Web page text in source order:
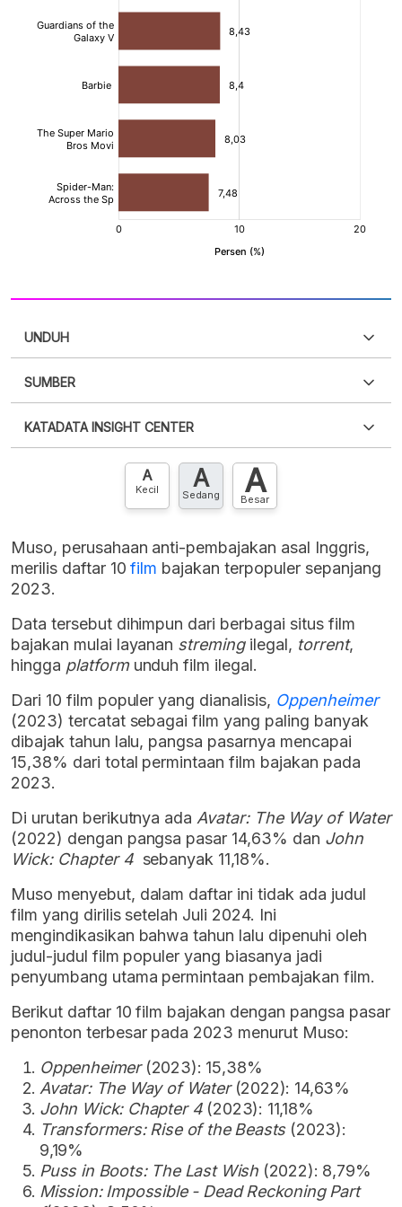
UNDUH
XLS
SUMBER
punya akun?Silakan Daftar sekarang
KATADATA INSIGHT CENTER
Hubungi sekarang »
A
Kecil A
Sedang A
Besar
Muso, perusahaan anti-pembajakan asal Inggris,
merilis daftar 10film bajakan terpopuler sepanjang
2023.
Data tersebut dihimpun dari berbagai situs film
bajakan mulai layanan streming ilegal, torrent,
hingga platformunduh film ilegal.
Dari 10 film populer yang dianalisis, Oppenheimer
(2023) tercatat sebagai film yang paling banyak
dibajak tahun lalu, pangsa pasarnya mencapai
15,38% dari total permintaan film bajakan pada
2023.
Di urutan berikutnya ada Avatar: The Way of Water
(2022) dengan pangsa pasar 14,63% dan John
Wick: Chapter 4sebanyak 11,18%.
Muso menyebut, dalam daftar ini tidak ada judul
film yang dirilis setelah Juli 2024. Ini
mengindikasikan bahwa tahun lalu dipenuhi oleh
judul-judul film populer yang biasanya jadi
penyumbang utama permintaan pembajakan film.
Berikut daftar 10 film bajakan dengan pangsa pasar
penonton terbesar pada 2023 menurut Muso:
Oppenheimer(2023): 15,38%
Avatar: The Way of Water(2022): 14,63%
John Wick: Chapter 4(2023): 11,18%
Transformers: Rise of the Beasts(2023):
9,19%
Puss in Boots: The Last Wish(2022): 8,79%
Mission: Impossible - Dead Reckoning Part